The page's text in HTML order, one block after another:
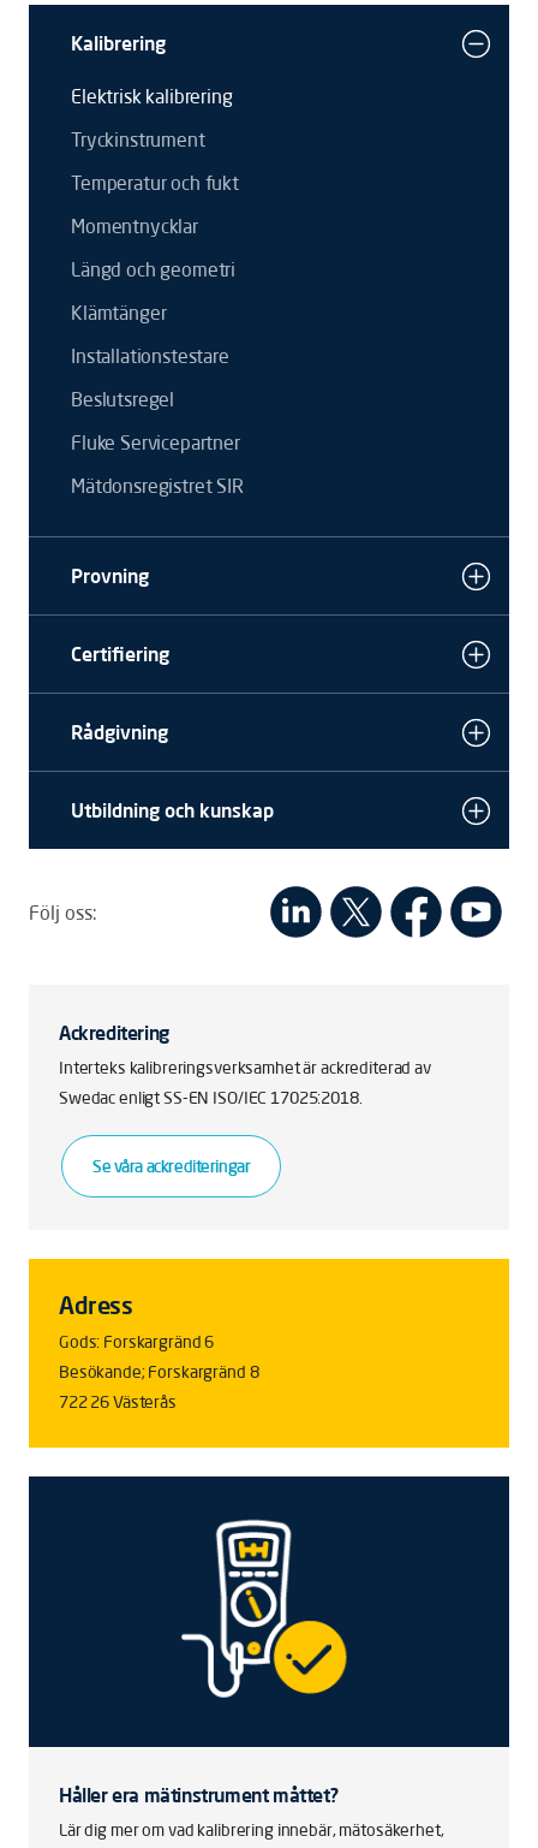
Kalibrering
Elektrisk kalibrering
Tryckinstrument
Temperatur och fukt
Momentnycklar
Längd och geometri
Klämtänger
Installationstestare
Beslutsregel
Fluke Servicepartner
Mätdonsregistret SIR
Provning
Certifiering
Rådgivning
Utbildning och kunskap
Följ oss:
Ackreditering
Interteks kalibreringsverksamhet är ackrediterad av
Swedac enligt SS-EN ISO/IEC 17025:2018.
Se våra ackrediteringar
Adress
Gods: Forskargränd 6
Besökande; Forskargränd 8
722 26 Västerås
Håller era mätinstrument måttet?
Lär dig mer om vad kalibrering innebär, mätosäkerhet,